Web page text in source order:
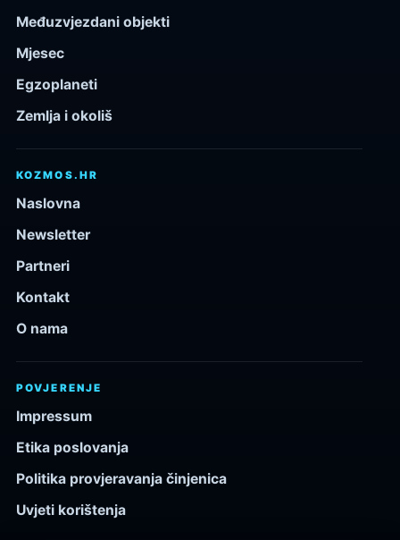
Međuzvjezdani objekti
Mjesec
Egzoplaneti
Zemlja i okoliš
KOZMOS.HR
Naslovna
Newsletter
Partneri
Kontakt
O nama
POVJERENJE
Impressum
Etika poslovanja
Politika provjeravanja činjenica
Uvjeti korištenja